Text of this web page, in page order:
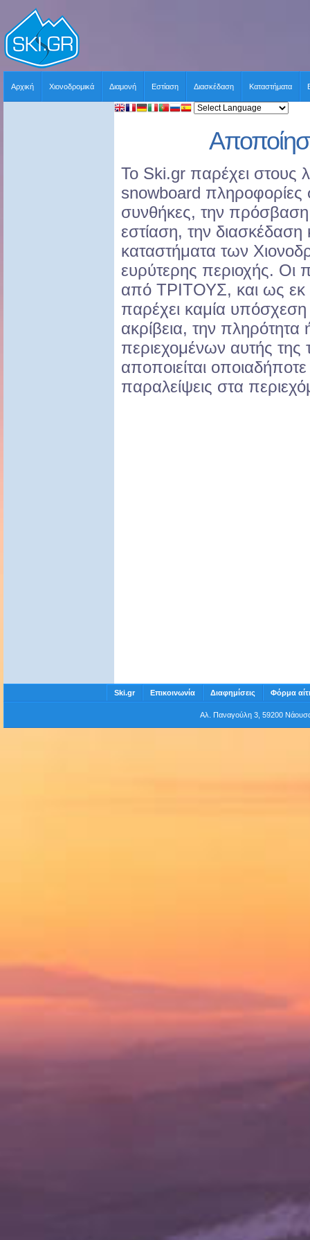
Αρχική Χιονοδρομικά Διαμονή Εστίαση Διασκέδαση Καταστήματα
Το Ski.gr παρέχει στους
snowboard πληροφορίες
συνθήκες, την
εστίαση, την διασκέδαση
καταστήματα των
ευρύτερης περιοχής. Οι
από ΤΡΙΤΟΥΣ, και ως εκ
παρέχει καμία
ακρίβεια, την
περιεχομένων αυτής της
αποποιείται
παραλείψεις στα
Ski.gr Επικοινωνία Διαφημίσεις Φόρμα
Αλ. Παναγούλη 3, 59200